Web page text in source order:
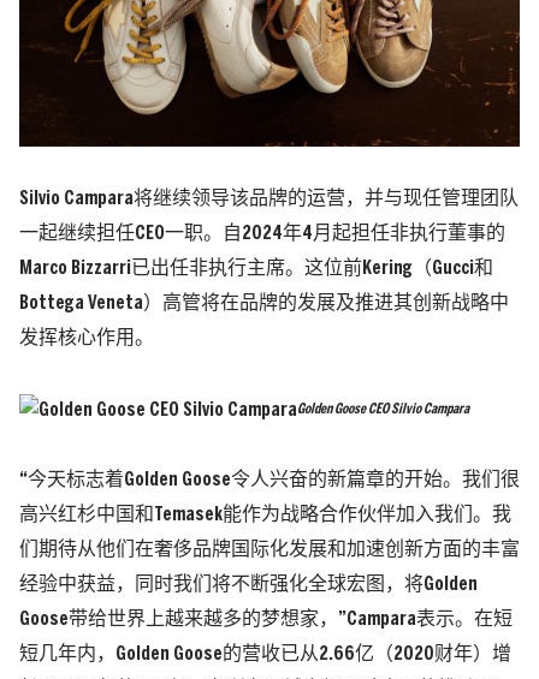
Silvio Campara将继续领导该品牌的运营，并与现任管理团队
一起继续担任CEO一职。自2024年4月起担任非执行董事的
Marco Bizzarri已出任非执行主席。这位前Kering（Gucci和
Bottega Veneta）高管将在品牌的发展及推进其创新战略中
发挥核心作用。
Golden Goose CEO Silvio Campara
“今天标志着Golden Goose令人兴奋的新篇章的开始。我们很
高兴红杉中国和Temasek能作为战略合作伙伴加入我们。我
们期待从他们在奢侈品牌国际化发展和加速创新方面的丰富
经验中获益，同时我们将不断强化全球宏图，将Golden
Goose带给世界上越来越多的梦想家，”Campara表示。在短
短几年内，Golden Goose的营收已从2.66亿（2020财年）增